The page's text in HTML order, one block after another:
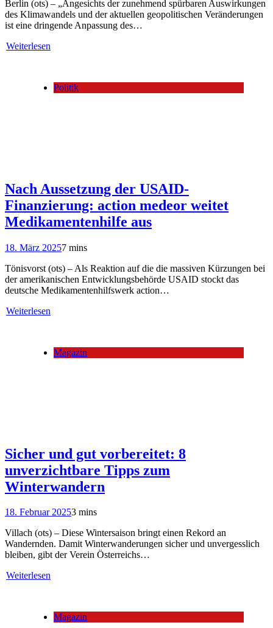
Berlin (ots) – „Angesichts der zunehmend spürbaren Auswirkungen
des Klimawandels und der aktuellen geopolitischen Veränderungen
ist eine dringende Anpassung des…
Weiterlesen
Politik
Nach Aussetzung der USAID-
Finanzierung: action medeor weitet
Medikamentenhilfe aus
18. März 20257 mins
Tönisvorst (ots) – Als Reaktion auf die die massiven Kürzungen bei
der amerikanischen Entwicklungsbehörde USAID stockt das
deutsche Medikamentenhilfswerk action…
Weiterlesen
Magazin
Sicher und gut vorbereitet: 8
unverzichtbare Tipps zum
Winterwandern
18. Februar 20253 mins
Villach (ots) – Diese Wintersaison bringt einen Rekord an
Wandernden. Damit Winterwanderungen sicher und unvergesslich
bleiben, gibt der Verein Österreichs…
Weiterlesen
Magazin